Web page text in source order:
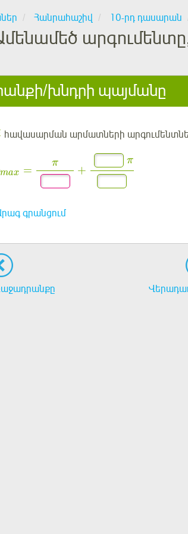
Հանրահաշիվ 10-րդ դասարան
խնդրի պայմանը
հավասարման արմատների
max =
π
+
π
գրանցում